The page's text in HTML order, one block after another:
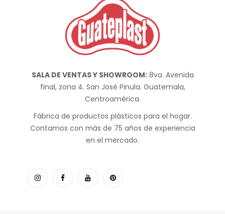
SALA DE VENTAS Y SHOWROOM:8va. Avenida
final, zona 4. San José Pinula. Guatemala,
Centroamérica.
Fábrica de productos plásticos para el hogar.
Contamos con más de 75 años de experiencia
en el mercado.